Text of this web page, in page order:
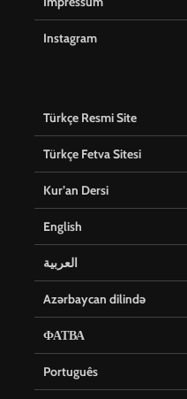
Instagram
Türkçe Resmi Site
Türkçe Fetva Sitesi
Kur’an Dersi
English
العربية
Azərbaycan dilində
ФАТВА
Português